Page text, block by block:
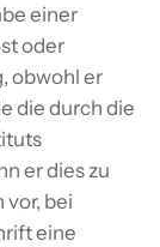
einer
oder
obwohl er
die durch die
er dies zu
bei
eine